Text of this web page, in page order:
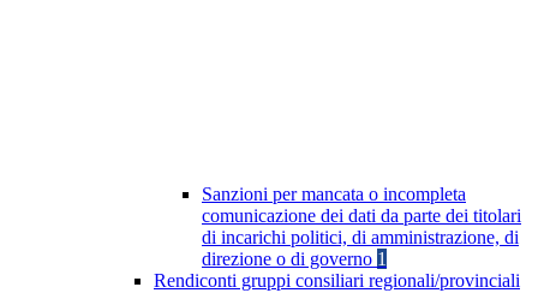
Sanzioni per mancata o incompleta
comunicazione dei dati da parte dei titolari
di incarichi politici, di amministrazione, di
direzione o di governo 1
Rendiconti gruppi consiliari regionali/provinciali